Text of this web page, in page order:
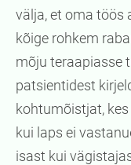
välja, et oma töös
kõige rohkem
mõju teraapiasse
patsientidest
kohtumõistjat,
kui laps ei
isast kui